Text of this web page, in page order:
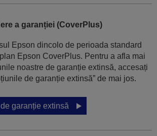
a garanției (CoverPlus)
Epson dincolo de perioada standard
Epson CoverPlus. Pentru a afla mai
noastre de garanție extinsă, accesați
de garanție extinsă” de mai jos.
garanție extinsă